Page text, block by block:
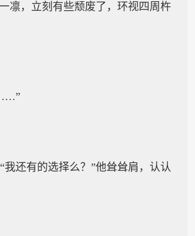
凛，立刻有些颓废了，环视四周杵
还有的选择么？”他耸耸肩，认认